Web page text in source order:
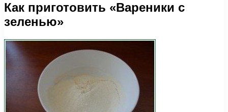
Как приготовить «Вареники с
зеленью»